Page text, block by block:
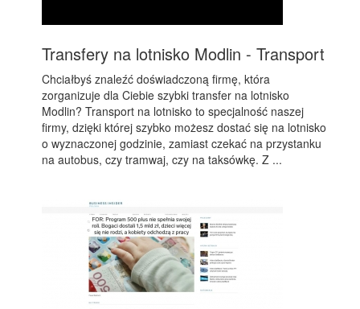
Transfery na lotnisko Modlin - Transport
Chciałbyś znaleźć doświadczoną firmę, która
zorganizuje dla Ciebie szybki transfer na lotnisko
Modlin? Transport na lotnisko to specjalność naszej
firmy, dzięki której szybko możesz dostać się na lotnisko
o wyznaczonej godzinie, zamiast czekać na przystanku
na autobus, czy tramwaj, czy na taksówkę. Z ...